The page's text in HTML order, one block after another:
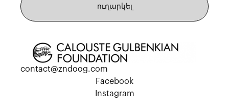
ուղարկել
contact@zndoog.com
Facebook
Instagram